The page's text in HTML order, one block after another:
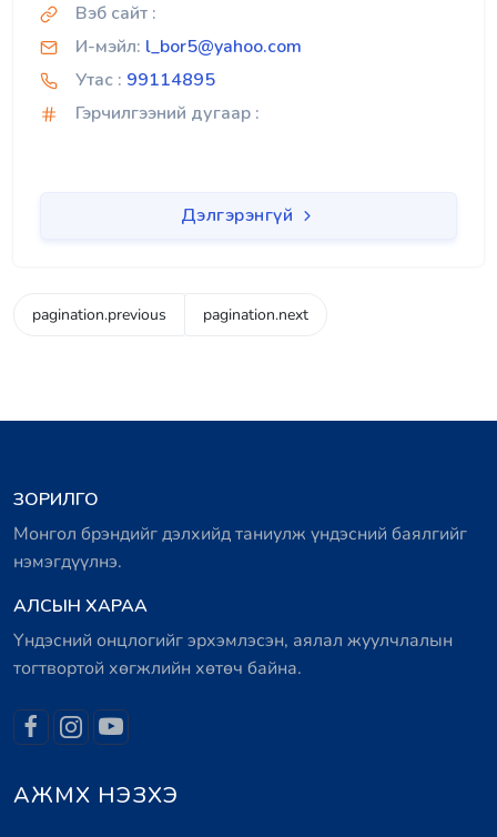
Вэб сайт :
И-мэйл: l_bor5@yahoo.com
Утас : 99114895
Гэрчилгээний дугаар :
Дэлгэрэнгүй
pagination.previous pagination.next
ЗОРИЛГО
Монгол брэндийг дэлхийд таниулж үндэсний баялгийг
нэмэгдүүлнэ.
АЛСЫН ХАРАА
Үндэсний онцлогийг эрхэмлэсэн, аялал жуулчлалын
тогтвортой хөгжлийн хөтөч байна.
АЖМХ НЭЗХЭ